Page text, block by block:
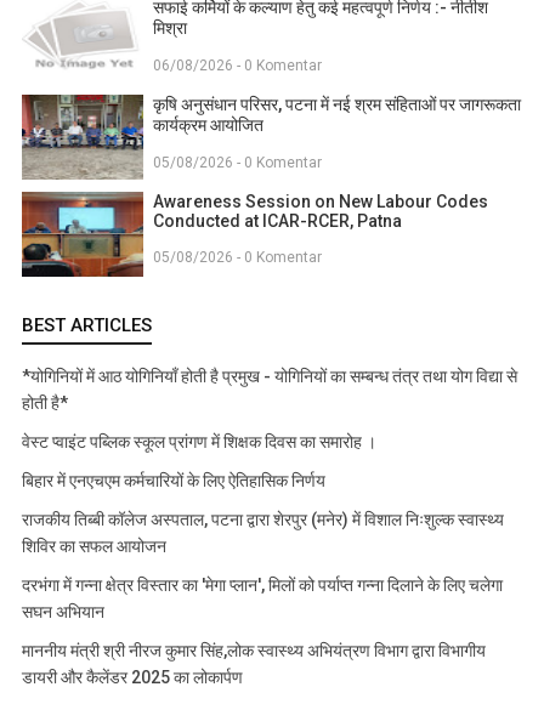
सफाई कर्मियों के कल्याण हेतु कई महत्वपूर्ण निर्णय :- नीतीश
मिश्रा
06/08/2026 - 0 Komentar
कृषि अनुसंधान परिसर, पटना में नई श्रम संहिताओं पर जागरूकता
कार्यक्रम आयोजित
05/08/2026 - 0 Komentar
Awareness Session on New Labour Codes
Conducted at ICAR-RCER, Patna
05/08/2026 - 0 Komentar
BEST ARTICLES
*योगिनियों में आठ योगिनियाँ होती है प्रमुख - योगिनियों का सम्बन्ध तंत्र तथा योग विद्या से
होती है*
वेस्ट प्वाइंट पब्लिक स्कूल प्रांगण में शिक्षक दिवस का समारोह ।
बिहार में एनएचएम कर्मचारियों के लिए ऐतिहासिक निर्णय
राजकीय तिब्बी कॉलेज अस्पताल, पटना द्वारा शेरपुर (मनेर) में विशाल निःशुल्क स्वास्थ्य
शिविर का सफल आयोजन
दरभंगा में गन्ना क्षेत्र विस्तार का 'मेगा प्लान', मिलों को पर्याप्त गन्ना दिलाने के लिए चलेगा
सघन अभियान
माननीय मंत्री श्री नीरज कुमार सिंह,लोक स्वास्थ्य अभियंत्रण विभाग द्वारा विभागीय
डायरी और कैलेंडर 2025 का लोकार्पण